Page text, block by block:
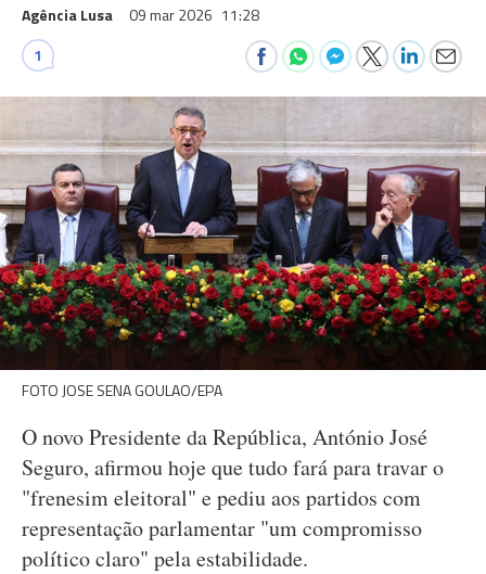
Agência Lusa 09 mar 2026 11:28
1
FOTO JOSE SENA GOULAO/EPA
O novo Presidente da República, António José
Seguro, afirmou hoje que tudo fará para travar o
"frenesim eleitoral" e pediu aos partidos com
representação parlamentar "um compromisso
político claro" pela estabilidade.